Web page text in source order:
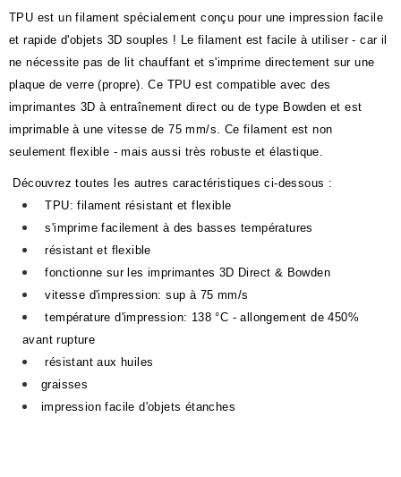
TPU est un filament spécialement conçu pour une impression facile
et rapide d'objets 3D souples ! Le filament est facile à utiliser - car il
ne nécessite pas de lit chauffant et s'imprime directement sur une
plaque de verre (propre). Ce TPU est compatible avec des
imprimantes 3D à entraînement direct ou de type Bowden et est
imprimable à une vitesse de 75 mm/s. Ce filament est non
seulement flexible - mais aussi très robuste et élastique.
Découvrez toutes les autres caractéristiques ci-dessous :
TPU: filament résistant et flexible
s'imprime facilement à des basses températures
résistant et flexible
fonctionne sur les imprimantes 3D Direct & Bowden
vitesse d'impression: sup à 75 mm/s
température d'impression: 138 °C - allongement de 450%
avant rupture
résistant aux huiles
graisses
impression facile d'objets étanches